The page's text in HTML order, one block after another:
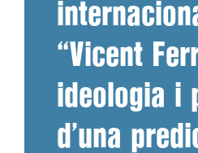
“Vicent
ideologia i
d’una